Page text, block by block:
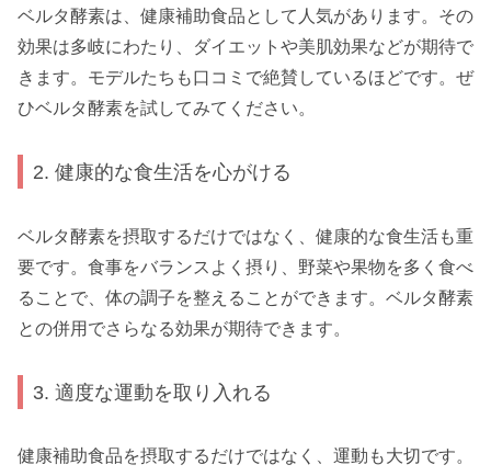
ベルタ酵素は、健康補助食品として人気があります。その
効果は多岐にわたり、ダイエットや美肌効果などが期待で
きます。モデルたちも口コミで絶賛しているほどです。ぜ
ひベルタ酵素を試してみてください。
2. 健康的な食生活を心がける
ベルタ酵素を摂取するだけではなく、健康的な食生活も重
要です。食事をバランスよく摂り、野菜や果物を多く食べ
ることで、体の調子を整えることができます。ベルタ酵素
との併用でさらなる効果が期待できます。
3. 適度な運動を取り入れる
健康補助食品を摂取するだけではなく、運動も大切です。